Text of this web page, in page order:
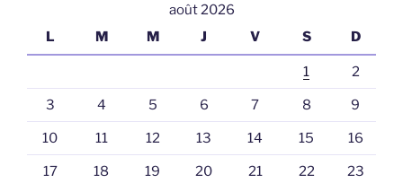
août 2026
L
M M J V S D
1 2
3 4 5 6 7 8 9
10 11 12 13 14 15 16
17 18 19 20 21 22 23